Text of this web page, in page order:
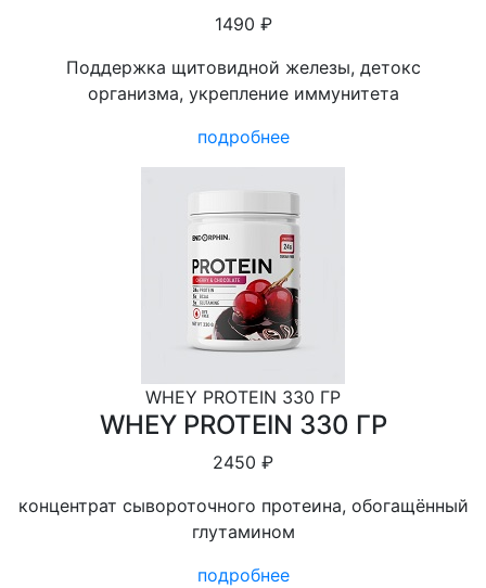
1490 ₽
Поддержка щитовидной железы, детокс
организма, укрепление иммунитета
подробнее
WHEY PROTEIN 330 ГР
WHEY PROTEIN 330 ГР
2450 ₽
концентрат сывороточного протеина, обогащённый
глутамином
подробнее